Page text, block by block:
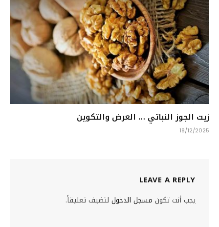
زيت الجوز النباتي … العرض والتكوين
18/12/2025
LEAVE A REPLY
يجب أنت تكون مسجل الدخول لتضيف تعليقاً.